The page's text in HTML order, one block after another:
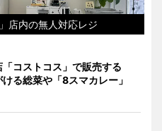
店内の無人対応レジ
「コストコス」で販売する
ける総菜や「8スマカレー」